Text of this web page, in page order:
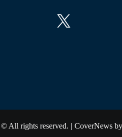
X
All rights reserved. | CoverNewsby